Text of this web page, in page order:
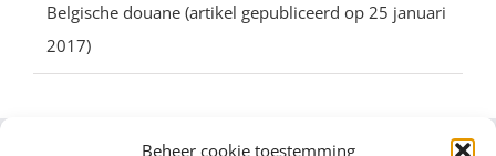
Beheer cookie toestemming
Belgische douane (artikel gepubliceerd op 25 januari
2017)